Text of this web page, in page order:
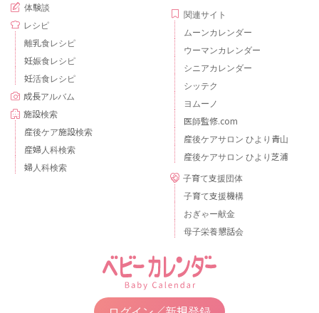
体験談
レシピ
離乳食レシピ
妊娠食レシピ
妊活食レシピ
成長アルバム
施設検索
産後ケア施設検索
産婦人科検索
婦人科検索
関連サイト
ムーンカレンダー
ウーマンカレンダー
シニアカレンダー
シッテク
ヨムーノ
医師監修.com
産後ケアサロン ひより青山
産後ケアサロン ひより芝浦
子育て支援団体
子育て支援機構
おぎゃー献金
母子栄養懇話会